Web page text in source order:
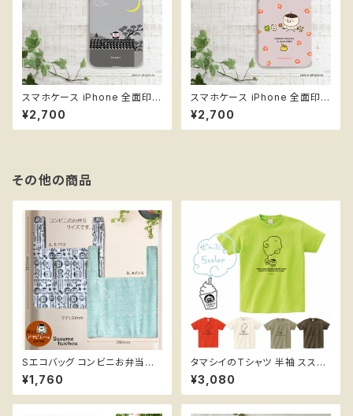
スマホケース iPhone 全面印刷
ハードケース ススメ隊長 ＊忍
者！
¥2,700
スマホケース iPhone 全面印刷
ハードケース ススメ隊長 ＊スス
メ娘
¥2,700
その他の商品
Sエコバッグ コンビニお弁当サ
イズ ススメ隊長＊陽気なアマビ
エール
¥1,760
タマシイのTシャツ 半袖 ススメ
隊長
¥3,080